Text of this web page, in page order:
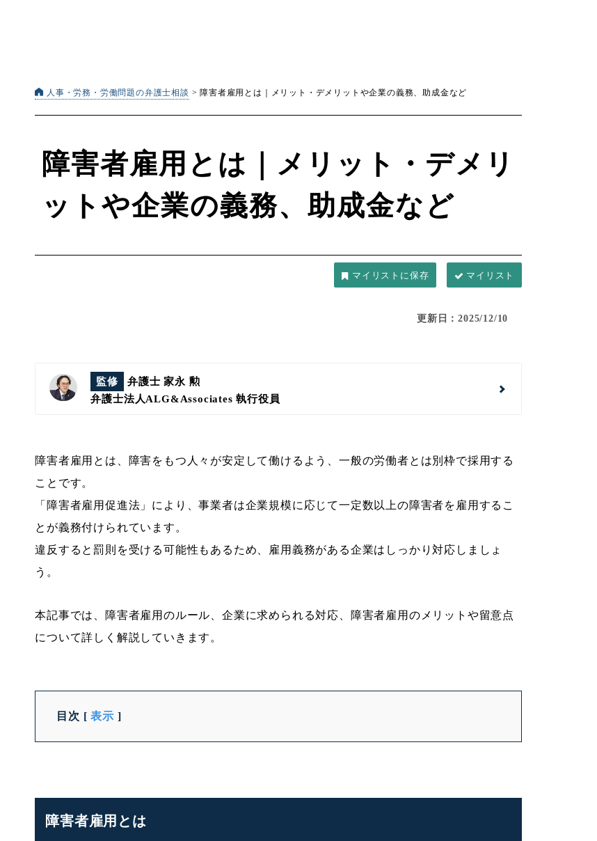
人事・労務・労働問題の弁護士相談 > 障害者雇用とは｜メリット・デメリットや企業の義務、助成金など
障害者雇用とは｜メリット・デメリ
ットや企業の義務、助成金など
マイリスト
更新日：2025/12/10
監修
弁護士 家永 勲
弁護士法人ALG&Associates執行役員
障害者雇用とは、障害をもつ人々が安定して働けるよう、一般の労働者とは別枠で採用する
ことです。
「障害者雇用促進法」により、事業者は企業規模に応じて一定数以上の障害者を雇用するこ
とが義務付けられています。
違反すると罰則を受ける可能性もあるため、雇用義務がある企業はしっかり対応しましょ
う。
本記事では、障害者雇用のルール、企業に求められる対応、障害者雇用のメリットや留意点
について詳しく解説していきます。
目次 [ 表示 ]
障害者雇用とは